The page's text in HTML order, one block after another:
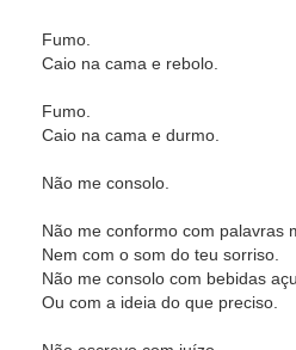
Fumo.
Caio na cama e rebolo.
Fumo.
Caio na cama e durmo.
Não me consolo.
Não me conformo com palavras
Nem com o som do teu sorriso.
Não me consolo com bebidas
Ou com a ideia do que preciso.